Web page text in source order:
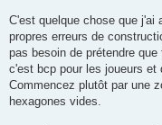
C'est quelque chose que j'ai
propres erreurs de
pas besoin de prétendre
c'est bcp pour les joueurs et
Commencez plutôt par une
hexagones vides.